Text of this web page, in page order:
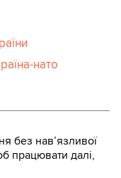
нато
без навʼязливої
працювати далі,